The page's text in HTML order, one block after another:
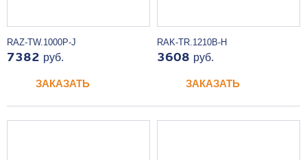
RAZ-TW.1000P-J
7382 руб.
ЗАКАЗАТЬ
RAK-TR.1210B-H
3608 руб.
ЗАКАЗАТЬ